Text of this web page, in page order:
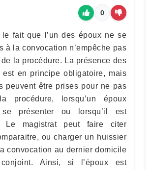
0
le fait que l’un des époux ne se
à la convocation n’empêche pas
de la procédure. La présence des
est en principe obligatoire, mais
peuvent être prises pour ne pas
procédure, lorsqu’un époux
présenter ou lorsqu’il est
Le magistrat peut faire citer
ou charger un huissier
convocation au dernier domicile
Ainsi, si l’époux est